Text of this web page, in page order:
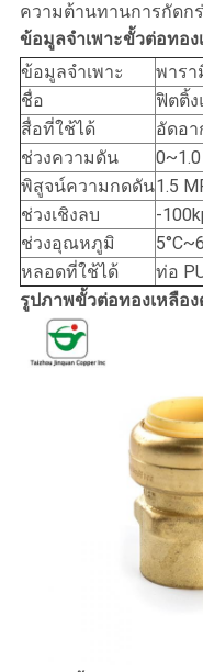
ความต้านทานการกัดก
ข้อมูลจำเพาะขั้วต่อทอง
ข้อมูลจำเพาะ
พารา
ชื่อ
ฟิตติ้ง
สื่อที่ใช้ได้
อัดอ
ช่วงความดัน
พิสูจน์ความกดดัน1.5
ช่วงเชิงลบ
-
ช่วงอุณหภูมิ
หลอดที่ใช้ได้
ท่อ
รูปภาพขั้วต่อทองเหลือ